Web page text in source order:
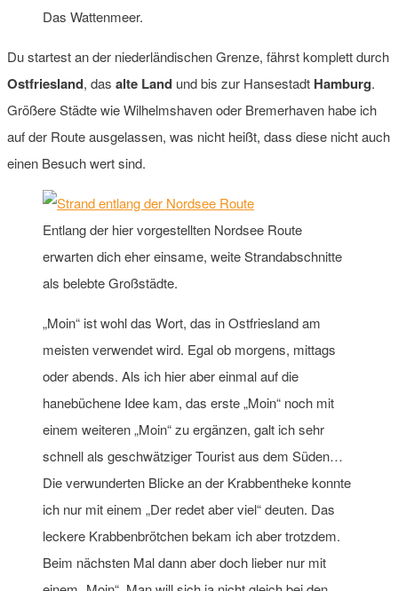
Das Wattenmeer.
Du startest an der niederländischen Grenze, fährst komplett durch
Ostfriesland, das alte Land und bis zur Hansestadt Hamburg.
Größere Städte wie Wilhelmshaven oder Bremerhaven habe ich
auf der Route ausgelassen, was nicht heißt, dass diese nicht auch
einen Besuch wert sind.
Entlang der hier vorgestellten Nordsee Route
erwarten dich eher einsame, weite Strandabschnitte
als belebte Großstädte.
„Moin“ ist wohl das Wort, das in Ostfriesland am
meisten verwendet wird. Egal ob morgens, mittags
oder abends. Als ich hier aber einmal auf die
hanebüchene Idee kam, das erste „Moin“ noch mit
einem weiteren „Moin“ zu ergänzen, galt ich sehr
schnell als geschwätziger Tourist aus dem Süden…
Die verwunderten Blicke an der Krabbentheke konnte
ich nur mit einem „Der redet aber viel“ deuten. Das
leckere Krabbenbrötchen bekam ich aber trotzdem.
Beim nächsten Mal dann aber doch lieber nur mit